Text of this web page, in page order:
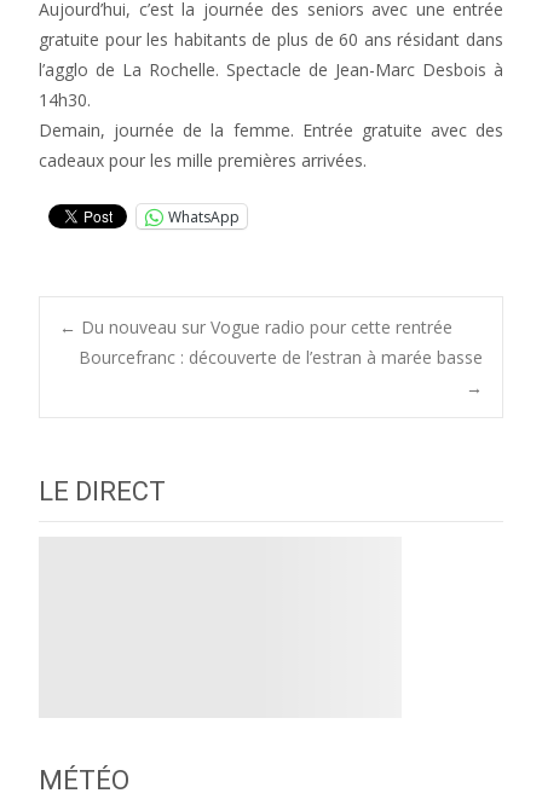
Aujourd’hui, c’est la journée des seniors avec une entrée
gratuite pour les habitants de plus de 60 ans résidant dans
l’agglo de La Rochelle. Spectacle de Jean-Marc Desbois à
14h30.
Demain, journée de la femme. Entrée gratuite avec des
cadeaux pour les mille premières arrivées.
WhatsApp
Post
navigation
← Du nouveau sur Vogue radio pour cette rentrée
Bourcefranc : découverte de l’estran à marée basse
→
LE DIRECT
MÉTÉO